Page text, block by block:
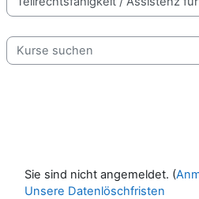
Kursbereiche
Kurse suchen
Sie sind nicht angemeldet. (
Unsere Datenlöschfristen